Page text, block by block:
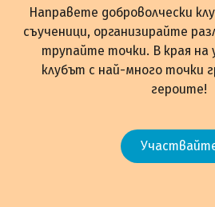
Направете доброволчески
съученици, организирайте
трупайте точки. В края на
клубът с най-много точки
героите!